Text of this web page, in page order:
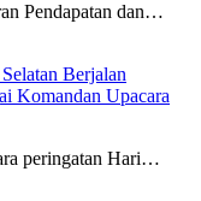
Pendapatan dan…
Berjalan
Komandan Upacara
peringatan Hari…